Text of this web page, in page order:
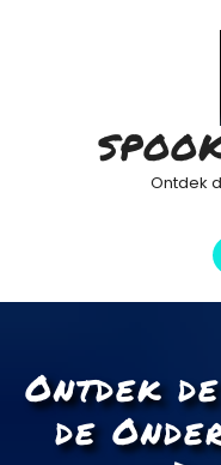
Ontdek
Ontdek
de